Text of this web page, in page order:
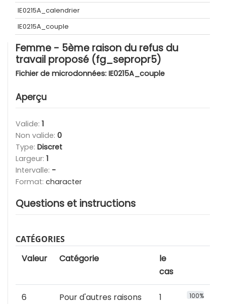
IE0215A_calendrier
IE0215A_couple
Femme - 5ème raison du refus du
travail proposé (fg_sepropr5)
Fichier de microdonnées: IE0215A_couple
Aperçu
Valide: 1
Non valide: 0
Type: Discret
Largeur: 1
Intervalle: -
Format: character
Questions et instructions
CATÉGORIES
Valeur Catégorie
le
cas
6
Pour d'autres raisons
1 100%